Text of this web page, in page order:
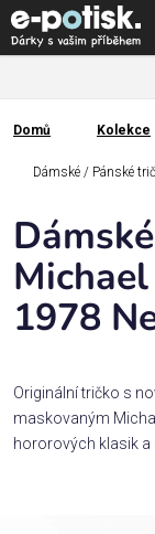
Přejít
na
obsah
Kategorie
Dárek
pro
Rodina
Povolání,
zájmy a
Domů
Domů Kolekce
Dámské / Pánské
1978
Originální tričko s
maskovaným
hororových klasik a